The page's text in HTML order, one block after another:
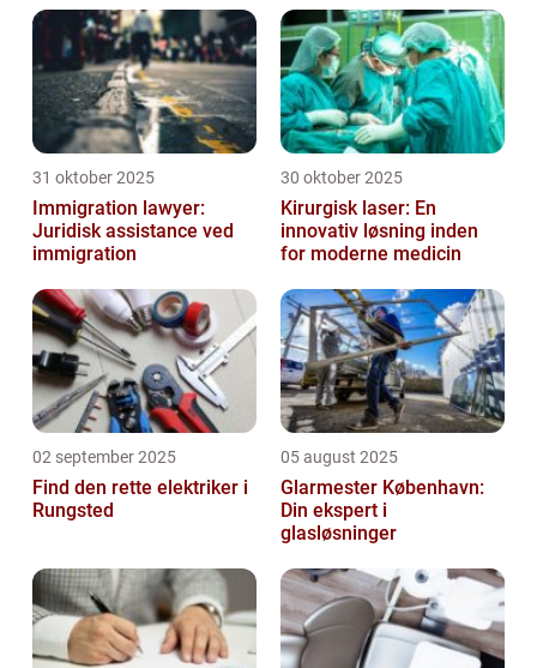
31 oktober 2025
Immigration lawyer:
Juridisk assistance ved
immigration
30 oktober 2025
Kirurgisk laser: En
innovativ løsning inden
for moderne medicin
02 september 2025
Find den rette elektriker i
Rungsted
05 august 2025
Glarmester København:
Din ekspert i
glasløsninger